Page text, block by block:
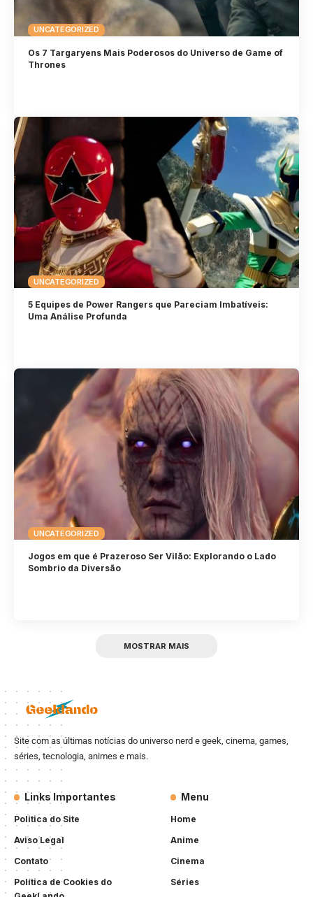
UNCATEGORIZED
Os 7 Targaryens Mais Poderosos do Universo de Game of
Thrones
UNCATEGORIZED
5 Equipes de Power Rangers que Pareciam Imbatíveis:
Uma Análise Profunda
UNCATEGORIZED
Jogos em que é Prazeroso Ser Vilão: Explorando o Lado
Sombrio da Diversão
MOSTRAR MAIS
Site com as últimas notícias do universo nerd e geek, cinema, games,
séries, tecnologia, animes e mais.
Links Importantes
Politica do Site
Aviso Legal
Contato
Política de Cookies do
Menu
Home
Anime
Cinema
Séries